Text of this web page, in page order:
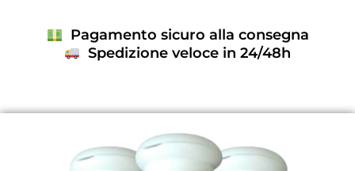
Pagamento sicuro alla consegna
Spedizione veloce in 24/48h